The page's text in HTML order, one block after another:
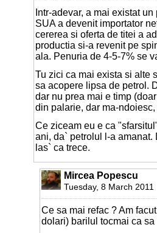
Intr-adevar, a mai existat
SUA a devenit importator
cererea si oferta de titei a
productia si-a revenit pe
ala. Penuria de 4-5-7% se
Tu zici ca mai exista si alte
sa acopere lipsa de petrol.
dar nu prea mai e timp
din palarie, dar ma-
Ce ziceam eu e ca
ani, da` petrolul l-a
las` ca trece.
Mircea Popescu
Tuesday, 8 March 2011
Ce sa mai refac ? Am
dolari) barilul tocmai ca